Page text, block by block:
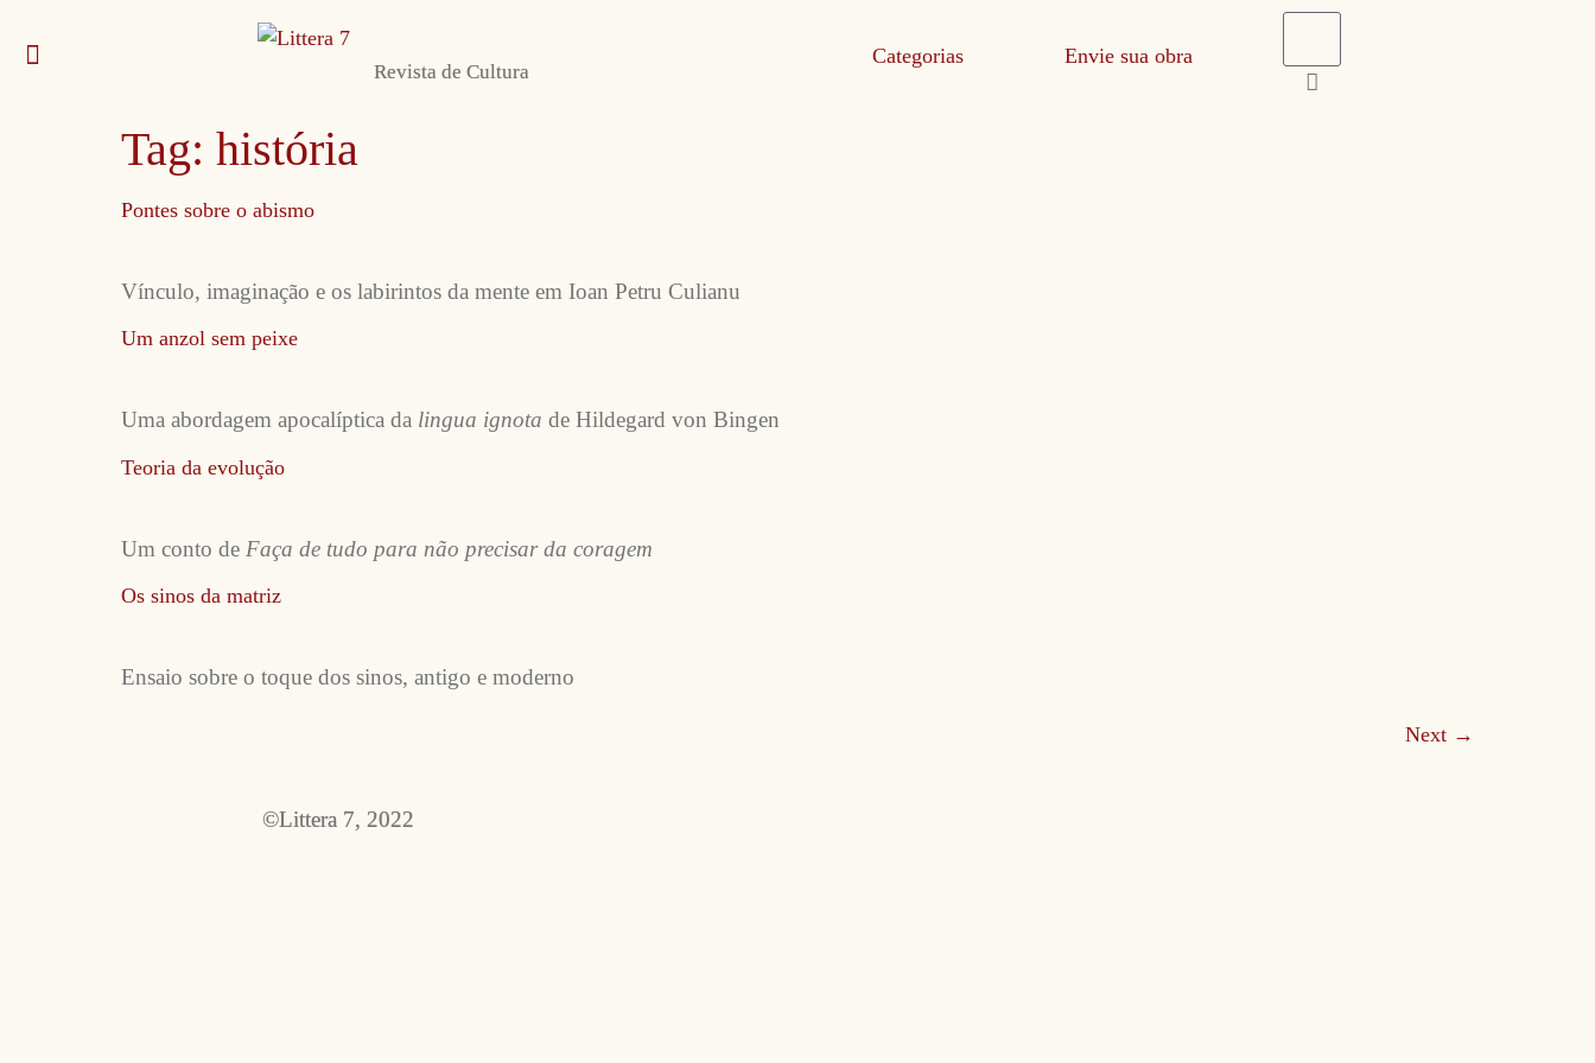
Revista de Cultura
Categorias Envie sua obra
Tag: história
Pontes sobre o abismo
Vínculo, imaginação e os labirintos da mente em Ioan Petru Culianu
Um anzol sem peixe
Uma abordagem apocalíptica da lingua ignota de Hildegard von Bingen
Teoria da evolução
Um conto de Faça de tudo para não precisar da coragem
Os sinos da matriz
Ensaio sobre o toque dos sinos, antigo e moderno
Next →
©Littera 7, 2022